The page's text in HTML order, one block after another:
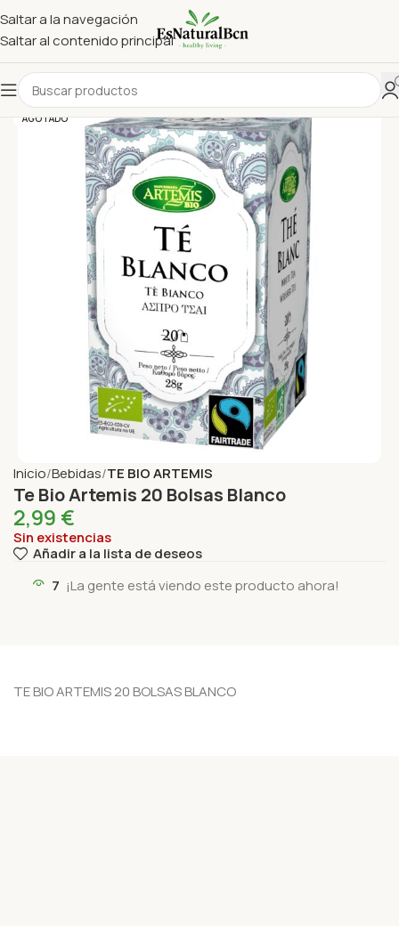
Saltar a la navegación
Saltar al contenido principal
AGOTADO
Inicio Bebidas TE BIO ARTEMIS
Te Bio Artemis 20 Bolsas Blanco
2,99 €
Sin existencias
Añadir a la lista de deseos
7 ¡La gente está viendo este producto ahora!
TE BIO ARTEMIS 20 BOLSAS BLANCO